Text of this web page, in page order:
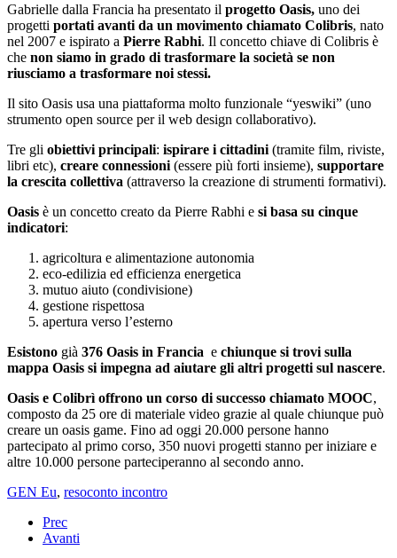
Gabrielle dalla Francia ha presentato il progetto Oasis, uno dei
progetti portati avanti da un movimento chiamato Colibris, nato
nel 2007 e ispirato a Pierre Rabhi. Il concetto chiave di Colibris è
che non siamo in grado di trasformare la società se non
riusciamo a trasformare noi stessi.
Il sito Oasis usa una piattaforma molto funzionale “yeswiki” (uno
strumento open source per il web design collaborativo).
Tre gli obiettivi principali: ispirare i cittadini (tramite film, riviste,
libri etc), creare connessioni (essere più forti insieme), supportare
la crescita collettiva (attraverso la creazione di strumenti formativi).
Oasis è un concetto creato da Pierre Rabhi e si basa su cinque
indicatori:
agricoltura e alimentazione autonomia
eco-edilizia ed efficienza energetica
mutuo aiuto (condivisione)
gestione rispettosa
apertura verso l’esterno
Esistono già 376 Oasis in Francia e chiunque si trovi sulla
mappa Oasis si impegna ad aiutare gli altri progetti sul nascere.
Oasis e Colibrì offrono un corso di successo chiamato MOOC,
composto da 25 ore di materiale video grazie al quale chiunque può
creare un oasis game. Fino ad oggi 20.000 persone hanno
partecipato al primo corso, 350 nuovi progetti stanno per iniziare e
altre 10.000 persone parteciperanno al secondo anno.
GEN Eu, resoconto incontro
Prec
Avanti